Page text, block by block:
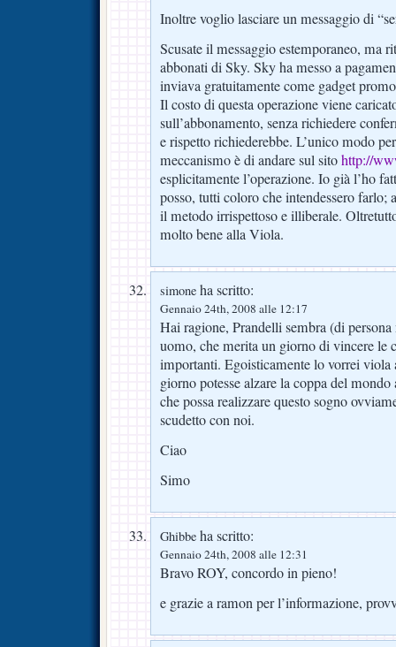
Inoltre voglio lasciare un messaggio di
Scusate il messaggio estemporaneo, ma
abbonati di Sky. Sky ha messo a
inviava gratuitamente come gadget
Il costo di questa operazione viene
sull’abbonamento, senza richiedere
e rispetto richiederebbe. L’unico modo
meccanismo è di andare sul sitohttp://
esplicitamente l’operazione. Io già l’ho
posso, tutti coloro che intendessero farlo;
il metodo irrispettoso e illiberale.
molto bene alla Viola.
simone ha scritto:
Gennaio 24th, 2008 alle 12:17
Hai ragione, Prandelli sembra (di
uomo, che merita un giorno di vincere le
importanti. Egoisticamente lo vorrei viola
giorno potesse alzare la coppa del
che possa realizzare questo sogno
scudetto con noi.
Ciao
Simo
Ghibbe ha scritto:
Gennaio 24th, 2008 alle 12:31
Bravo ROY, concordo in pieno!
e grazie a ramon per l’informazione,